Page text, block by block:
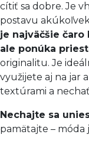
cítiť sa dobre. Je
postavu
je najväčšie čaro
ale ponúka
originalitu. Je
využijete aj na jar
textúrami a
Nechajte sa
pamätajte – móda